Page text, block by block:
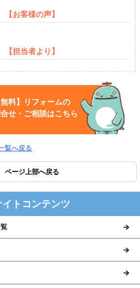
【お客様の声】
【担当者より】
無料】リフォームの
せ・ご相談はこちら
覧へ戻る
ページ上部へ戻る
イトコンテンツ